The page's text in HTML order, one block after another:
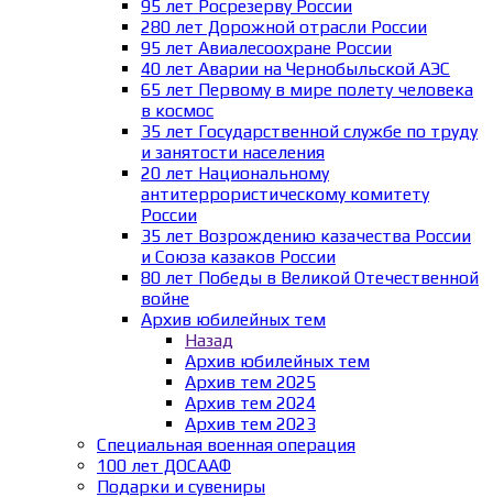
95 лет Росрезерву России
280 лет Дорожной отрасли России
95 лет Авиалесоохране России
40 лет Аварии на Чернобыльской АЭС
65 лет Первому в мире полету человека
в космос
35 лет Государственной службе по труду
и занятости населения
20 лет Национальному
антитеррористическому комитету
России
35 лет Возрождению казачества России
и Союза казаков России
80 лет Победы в Великой Отечественной
войне
Архив юбилейных тем
Назад
Архив юбилейных тем
Архив тем 2025
Архив тем 2024
Архив тем 2023
Специальная военная операция
100 лет ДОСААФ
Подарки и сувениры